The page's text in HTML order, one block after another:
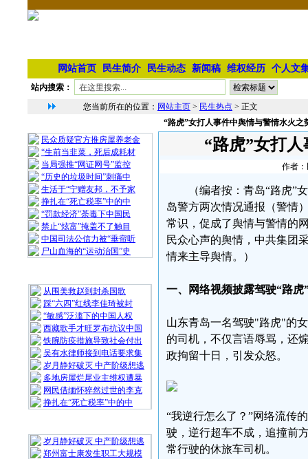
网站首页 民生简介 民生动态 新闻稿 维权经历 个人文
站内搜索：
您当前所在的位置： 网站主页 > 民生热点 > 正文
民众质疑官方推房屋养老金
“生前当韭菜，死后成耗材
当局强推“网证网号”监控
“历史的垃圾时间”刺痛中
生活于“宁赠友邦，不予家
挣扎在“死亡税率”中的中
“罚款经济”荼毒下中国民
禁止“炫富”掩盖不了触目
中国司法公信力被“垂帘听
尸山血海的“运动治国”史
从围美救赵到封杀国歌
踩“六四”红线李佳琦被封
“敏感”泛滥下的中国人权
西藏歌手才旺罗布抗议中国
铁腕防疫措施导致社会付出
吴有水律师接到电话要求集
岁月静好破灭 中产阶级想逃
多地房屋烂尾业主维权遭暴
网民借缅怀猝然过世的李克
挣扎在“死亡税率”中的中
岁月静好破灭 中产阶级想逃
郑州富士康发生职工大规模
“路虎”女打人事件中舆情与警情水火之
“路虎”女打
作者：
（编者按：青岛“路虎”
岛警方两次情况通报（警情
常识，促成了舆情与警情的
民众心声的舆情，中共集团
情来主导舆情。）
一、网络视频披露驾驶“路虎
山东青岛一名驾驶"路虎"的
的司机，不仅言语辱骂，还
政拘留十日，引发众怒。
“我逆行怎么了？”网络流传
驶，逆行超车不成，追撞前
常行驶的休旅车司机。